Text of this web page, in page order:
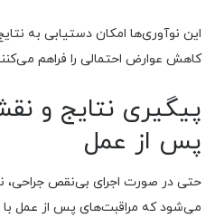
این نوآوری‌ها امکان دستیابی به
کاهش عوارض احتمالی را فراهم
پیگیری نتایج و
پس از عمل
حتی در صورت اجرای بی‌نقص جراحی،
می‌شود که مراقبت‌های پس از عمل